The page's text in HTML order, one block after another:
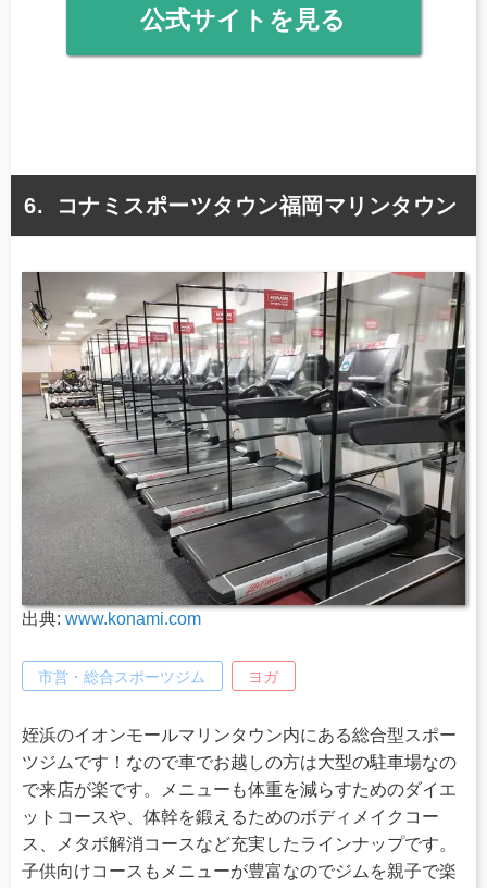
公式サイトを見る
コナミスポーツタウン福岡マリンタウン
出典: www.konami.com
市営・総合スポーツジム ヨガ
姪浜のイオンモールマリンタウン内にある総合型スポー
ツジムです！なので車でお越しの方は大型の駐車場なの
で来店が楽です。メニューも体重を減らすためのダイエ
ットコースや、体幹を鍛えるためのボディメイクコー
ス、メタボ解消コースなど充実したラインナップです。
子供向けコースもメニューが豊富なのでジムを親子で楽